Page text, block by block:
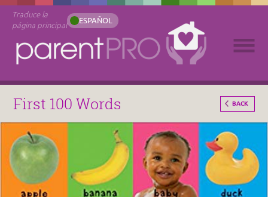
Traduce la
página principal
ESPAÑOL
First 100 Words BACK